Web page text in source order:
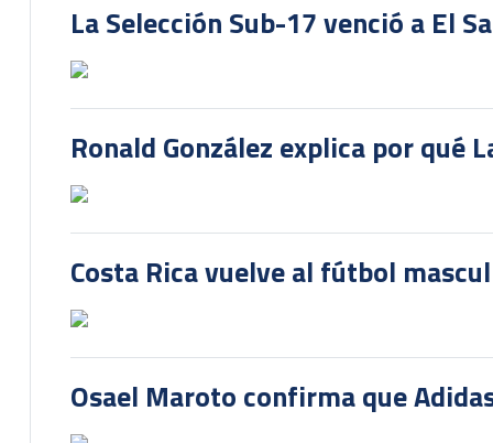
La Selección Sub-17 venció a El
Ronald González explica por qué
Costa Rica vuelve al fútbol
Osael Maroto confirma que